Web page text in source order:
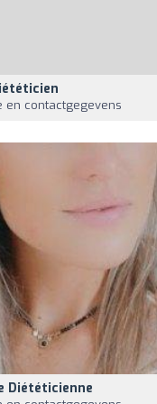
en contactgegevens
Diététicienne